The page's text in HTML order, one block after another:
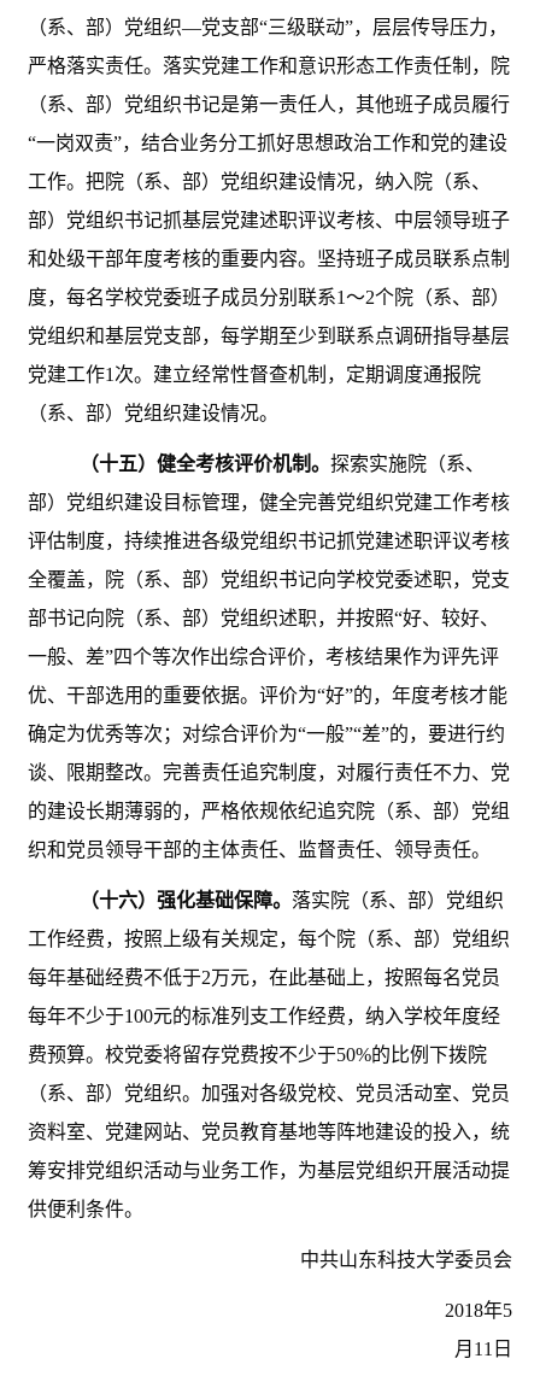
（系、部）党组织—党支部“三级联动”，层层传导压力，
严格落实责任。落实党建工作和意识形态工作责任制，院
（系、部）党组织书记是第一责任人，其他班子成员履行
“一岗双责”，结合业务分工抓好思想政治工作和党的建设
工作。把院（系、部）党组织建设情况，纳入院（系、
部）党组织书记抓基层党建述职评议考核、中层领导班子
和处级干部年度考核的重要内容。坚持班子成员联系点制
度，每名学校党委班子成员分别联系1～2个院（系、部）
党组织和基层党支部，每学期至少到联系点调研指导基层
党建工作1次。建立经常性督查机制，定期调度通报院
（系、部）党组织建设情况。
（十五）健全考核评价机制。探索实施院（系、
部）党组织建设目标管理，健全完善党组织党建工作考核
评估制度，持续推进各级党组织书记抓党建述职评议考核
全覆盖，院（系、部）党组织书记向学校党委述职，党支
部书记向院（系、部）党组织述职，并按照“好、较好、
一般、差”四个等次作出综合评价，考核结果作为评先评
优、干部选用的重要依据。评价为“好”的，年度考核才能
确定为优秀等次；对综合评价为“一般”“差”的，要进行约
谈、限期整改。完善责任追究制度，对履行责任不力、党
的建设长期薄弱的，严格依规依纪追究院（系、部）党组
织和党员领导干部的主体责任、监督责任、领导责任。
（十六）强化基础保障。 落实院（系、部）党组织
工作经费，按照上级有关规定，每个院（系、部）党组织
每年基础经费不低于2万元，在此基础上，按照每名党员
每年不少于100元的标准列支工作经费，纳入学校年度经
费预算。校党委将留存党费按不少于50%的比例下拨院
（系、部）党组织。加强对各级党校、党员活动室、党员
资料室、党建网站、党员教育基地等阵地建设的投入，统
筹安排党组织活动与业务工作，为基层党组织开展活动提
供便利条件。
中共山东科技大学委员会
2018年5
月11日